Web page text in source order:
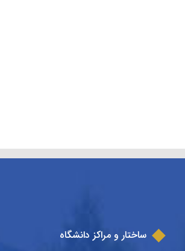
ساختار و مراکز دانشگاه